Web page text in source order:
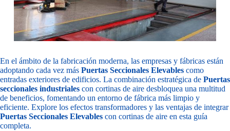
En el ámbito de la fabricación moderna, las empresas y fábricas están
adoptando cada vez más Puertas Seccionales Elevables como
entradas exteriores de edificios. La combinación estratégica de Puertas
seccionales industriales con cortinas de aire desbloquea una multitud
de beneficios, fomentando un entorno de fábrica más limpio y
eficiente. Explore los efectos transformadores y las ventajas de integrar
Puertas Seccionales Elevables con cortinas de aire en esta guía
completa.